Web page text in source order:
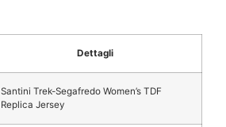
Dettagli
Santini Trek-Segafredo Women’s TDF
Replica Jersey